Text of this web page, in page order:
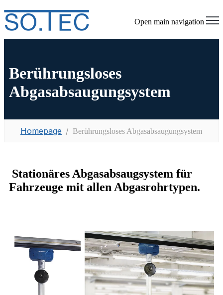
Open main navigation
Berührungsloses
Abgasabsaugungsystem
Homepage Berührungsloses Abgasabsaugungsystem
Stationäres Abgasabsaugsystem für
Fahrzeuge mit allen Abgasrohrtypen.